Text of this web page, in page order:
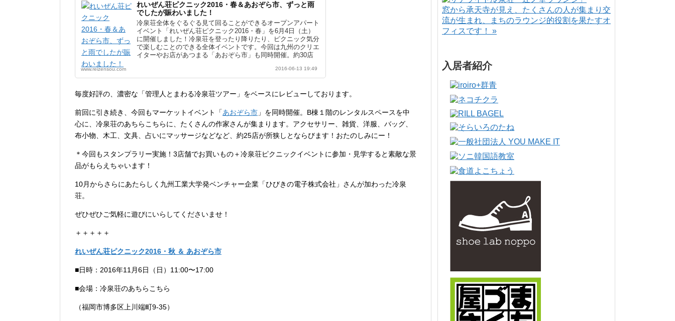
れいぜん荘ピクニック2016・春＆あおぞら市、ずっと雨
でしたが賑わいました！
冷泉荘全体をぐるぐる見て回ることができるオープンアパート
イベント「れいぜん荘ピクニック2016・春」を6月4日（土）
に開催しました！冷泉荘を登ったり降りたり、ピクニック気分
で楽しむことのできる全体イベントです。今回は九州のクリエ
イターやお店があつまる「あおぞら市」も同時開催。約30店
た。１日じゅうずっと雨の天気でしたが、300名以上の方にご
来場いただき、盛況となりました！みなさまありがとうござい
www.reizensou.com 2016-06-13 19:49
毎度好評の、濃密な「管理人とまわる冷泉荘ツアー」をベースにレビューしております。
前回に引き続き、今回もマーケットイベント「あおぞら市 」を同時開催。B棟１階のレンタルスペースを中
心に、冷泉荘のあちらこちらに、たくさんの作家さんが集まります。アクセサリー、雑貨、洋服、バッグ、
布小物、木工、文具、占いにマッサージなどなど、約25店が所狭しとならびます！おたのしみにー！
＊今回もスタンプラリー実施！3店舗でお買いもの＋冷泉荘ピクニックイベントに参加・見学すると素敵な景
品がもらえちゃいます！
10月からさらにあたらしく九州工業大学発ベンチャー企業「ひびきの電子株式会社」さんが加わった冷泉
荘。
ぜひぜひご気軽に遊びにいらしてくださいませ！
＋＋＋＋＋
れいぜん荘ピクニック2016・秋 ＆ あおぞら市
■日時：2016年11月6日（日）11:00〜17:00
■会場：冷泉荘のあちらこちら
（福岡市博多区上川端町9-35）
窓から承天寺が見え、たくさんの人が集まり交
流が生まれ、まちのラウンジ的役割を果たすオ
フィスです！ »
入居者紹介